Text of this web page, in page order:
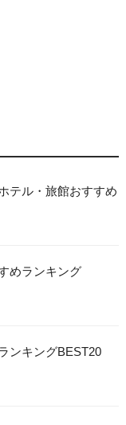
テル・旅館おすすめ
めランキング
ンキングBEST20